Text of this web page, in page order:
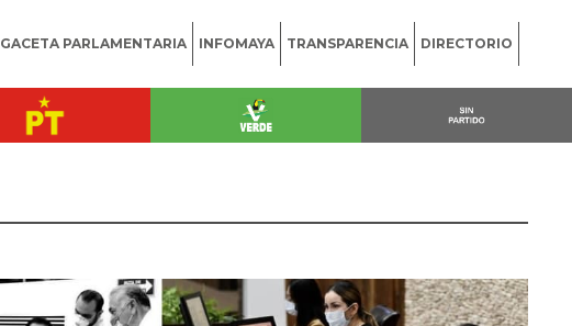
GACETA PARLAMENTARIA INFOMAYA TRANSPARENCIA DIRECTORIO